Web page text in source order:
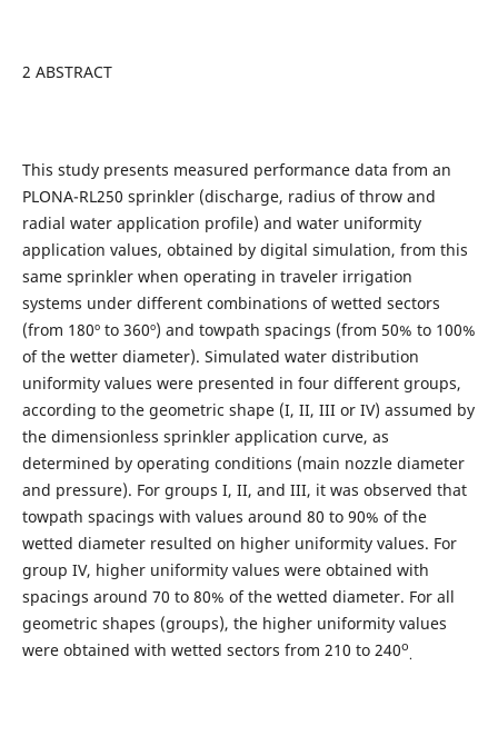
2 ABSTRACT
This study presents measured performance data from an
PLONA-RL250 sprinkler (discharge, radius of throw and
radial water application profile) and water uniformity
application values, obtained by digital simulation, from this
same sprinkler when operating in traveler irrigation
systems under different combinations of wetted sectors
(from 180º to 360º) and towpath spacings (from 50% to 100%
of the wetter diameter). Simulated water distribution
uniformity values were presented in four different groups,
according to the geometric shape (I, II, III or IV) assumed by
the dimensionless sprinkler application curve, as
determined by operating conditions (main nozzle diameter
and pressure). For groups I, II, and III, it was observed that
towpath spacings with values around 80 to 90% of the
wetted diameter resulted on higher uniformity values. For
group IV, higher uniformity values were obtained with
spacings around 70 to 80% of the wetted diameter. For all
geometric shapes (groups), the higher uniformity values
were obtained with wetted sectors from 210 to 240o
.